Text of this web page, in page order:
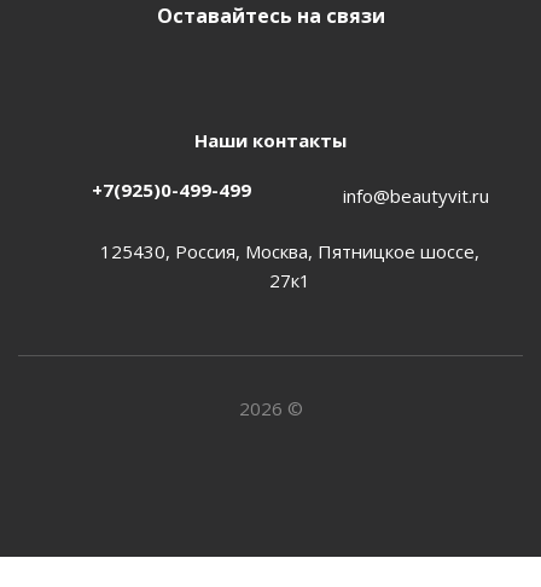
Оставайтесь на связи
Наши контакты
+7(925)0-499-499 info@beautyvit.ru
125430, Россия, Москва, Пятницкое шоссе,
27к1
2026 ©